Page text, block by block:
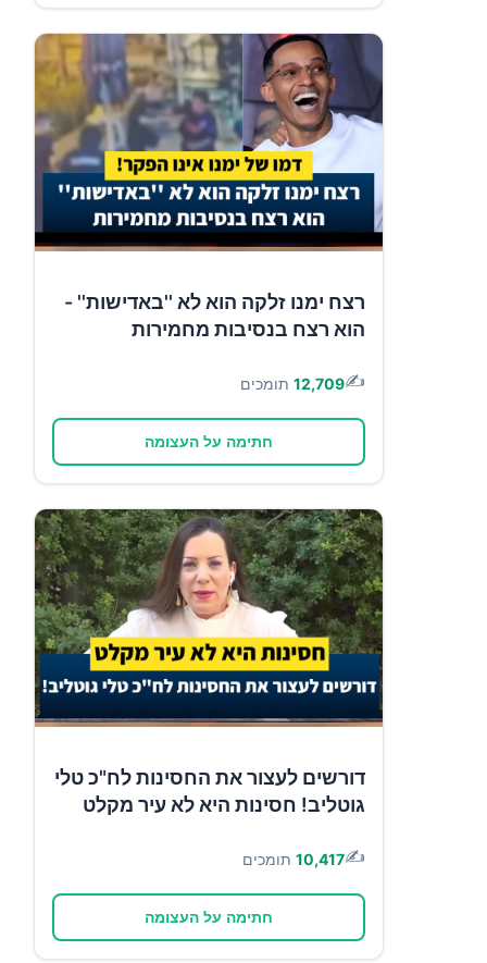
רצח ימנו זלקה הוא לא ''באדישות'' -
הוא רצח בנסיבות מחמירות
✍️
12,709 תומכים
חתימה על העצומה
דורשים לעצור את החסינות לח"כ טלי
גוטליב! חסינות היא לא עיר מקלט
✍️
10,417 תומכים
חתימה על העצומה